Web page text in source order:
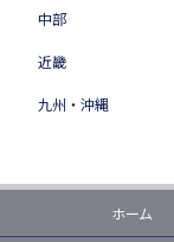
中部
近畿
九州・沖縄
ホーム